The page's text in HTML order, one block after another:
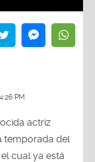
PM
actriz
temporada del
el cual ya está